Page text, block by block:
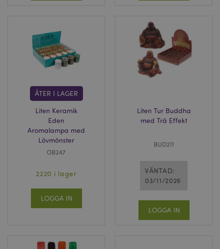
ÅTER I LAGER
Liten Keramik
Eden
Aromalampa med
Lövmönster
OB247
2220 i lager
LOGGA IN
Liten Tur Buddha
med Trä Effekt
BUD211
VÄNTAD:
03/11/2026
LOGGA IN